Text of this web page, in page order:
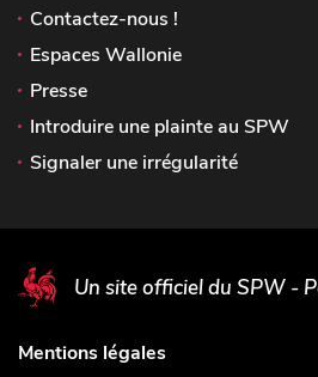
Contactez-nous !
Espaces Wallonie
Presse
Introduire une plainte au SPW
Signaler une irrégularité
Un site officiel du SPW -
Mentions légales